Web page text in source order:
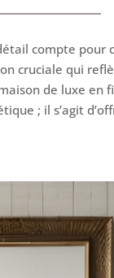
compte
cruciale qui
de luxe
; il s’agit